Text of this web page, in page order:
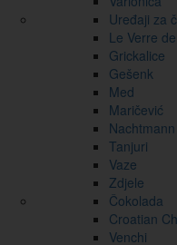
Uređaji za
Le Verre
Grickalice
Gešenk
Med
Maričević
Nachtmann
Tanjuri
Vaze
Zdjele
Čokolada
Croatian
Venchi